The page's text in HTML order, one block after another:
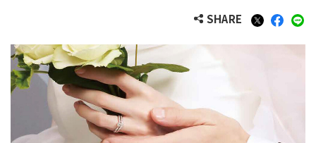
SHARE